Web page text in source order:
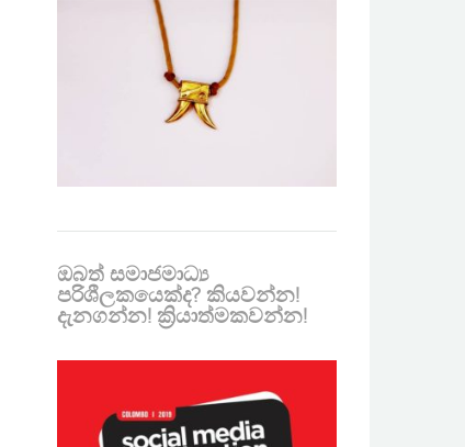
ඔබත් සමාජමාධ්‍ය
පරිශීලකයෙක්ද? කියවන්න!
දැනගන්න! ක්‍රියාත්මකවන්න!